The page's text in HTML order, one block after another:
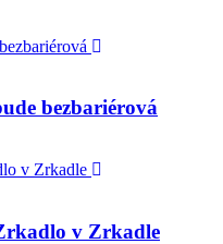
bezbariérová
v Zrkadle